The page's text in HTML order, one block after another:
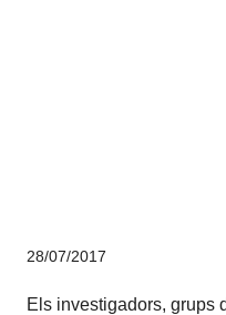
28/07/2017
Els investigadors, grups